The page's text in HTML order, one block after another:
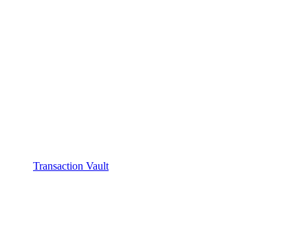
Transaction Vault